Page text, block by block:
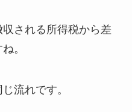
される所得税から差
。
流れです。